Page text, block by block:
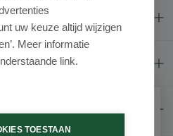
uw keuze altijd wijzigen
Meer informatie
link.
TOESTAAN
onze nieuwsbrief